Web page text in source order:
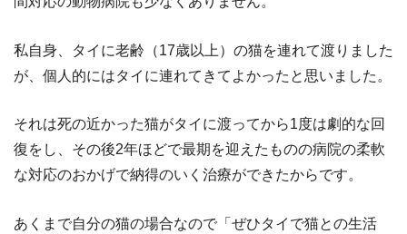
私自身、タイに老齢（17歳以上）の猫を連れて渡りました
が、個人的にはタイに連れてきてよかったと思いました。
それは死の近かった猫がタイに渡ってから1度は劇的な回
復をし、その後2年ほどで最期を迎えたものの病院の柔軟
な対応のおかげで納得のいく治療ができたからです。
あくまで自分の猫の場合なので「ぜひタイで猫との生活